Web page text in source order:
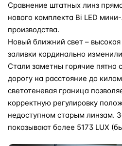
Сравнение штатных линз
нового комплекта Bi LED
производства.
Новый ближний свет –
заливки кардинально
Стали заметны горячие пятна
дорогу на расстояние до
светотеневая граница
корректную регулировку
недоступном старым линзам.
показывают более 5173 LUX